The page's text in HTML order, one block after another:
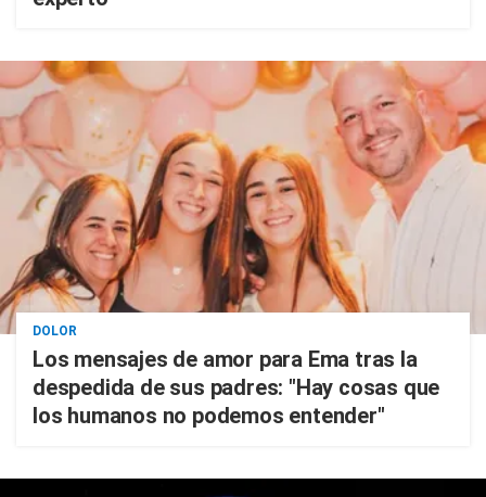
DOLOR
Los mensajes de amor para Ema tras la
despedida de sus padres: "Hay cosas que
los humanos no podemos entender"